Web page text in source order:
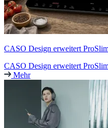
CASO Design erweitert
CASO Design erweitert
Mehr